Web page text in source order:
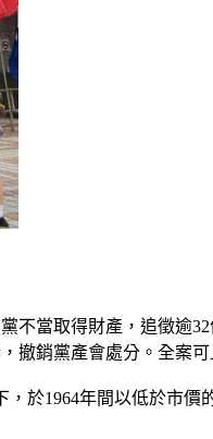
不當取得財產，追徵逾
撤銷黨產會處分。全案可
於1964年間以低於市